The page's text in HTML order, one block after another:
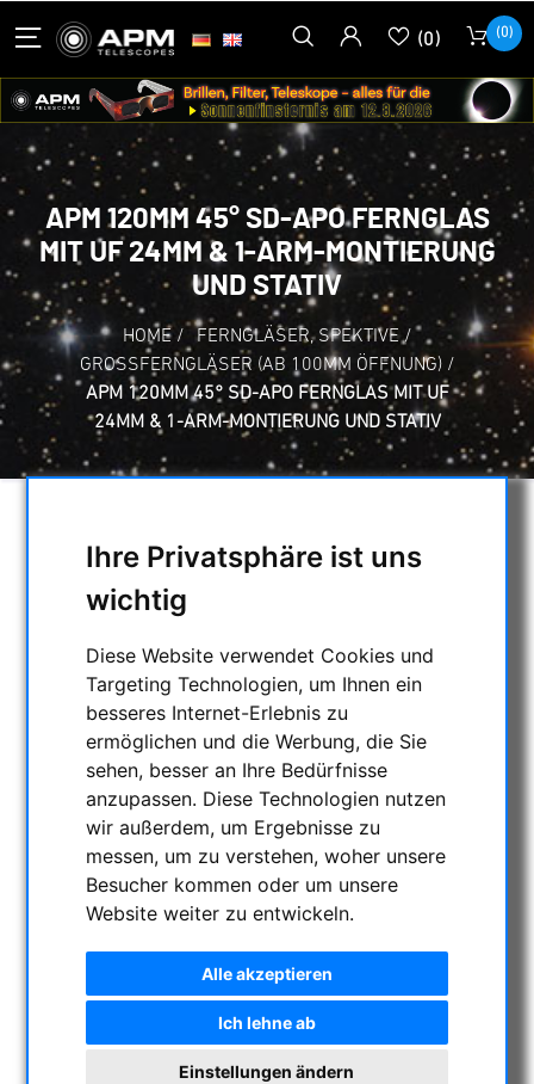
Ihre Privatsphäre ist uns
wichtig
Diese Website verwendet Cookies und
Targeting Technologien, um Ihnen ein
besseres Internet-Erlebnis zu
ermöglichen und die Werbung, die Sie
sehen, besser an Ihre Bedürfnisse
anzupassen. Diese Technologien nutzen
wir außerdem, um Ergebnisse zu
messen, um zu verstehen, woher unsere
Besucher kommen oder um unsere
Website weiter zu entwickeln.
Alle akzeptieren
Ich lehne ab
Einstellungen ändern
(0) (0)
APM 120MM 45° SD-APO FERNGLAS
MIT UF 24MM & 1-ARM-MONTIERUNG
UND STATIV
HOME / FERNGLÄSER, SPEKTIVE /
GROSSFERNGLÄSER (AB 100MM ÖFFNUNG)
/
APM 120MM 45° SD-APO FERNGLAS MIT UF
24MM & 1-ARM-MONTIERUNG UND STATIV